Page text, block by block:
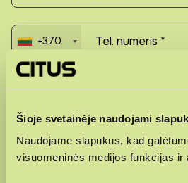
Šioje svetainėje naudojami
Naudojame slapukus, kad
visuomeninės medijos funkcijas ir
+370